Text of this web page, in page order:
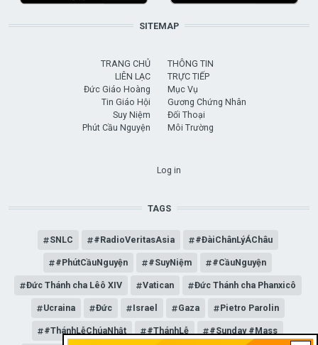
SITEMAP
TRANG CHỦ
LIÊN LẠC
Đức Giáo Hoàng
Tin Giáo Hội
Suy Niệm
Phút Cầu Nguyện
THÔNG TIN
TRỰC TIẾP
Mục Vụ
Gương Chứng Nhân
Đối Thoại
Môi Trường
Log in
TAGS
SNLC #RadioVeritasAsia #ĐàiChânLýÁChâu
#PhútCầuNguyện #SuyNiệm #CầuNguyện
Đức Thánh cha Lêô XIV Vatican Đức Thánh cha Phanxicô
Ucraina Đức Israel Gaza Pietro Parolin
#ThánhLễChúaNhật #ThánhLễ #Sunday #Mass